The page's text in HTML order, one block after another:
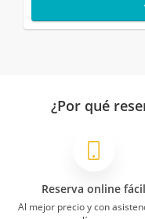
¿Por qué
Reserva online fácil
Al mejor precio y con